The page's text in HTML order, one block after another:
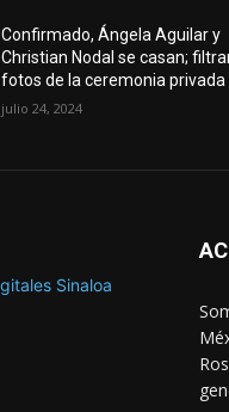
Confirmado, Ángela Aguilar y
Christian Nodal se casan;
fotos de la ceremonia privada
julio 24, 2024